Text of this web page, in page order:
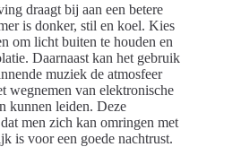
draagt bij aan een betere
is donker, stil en koel. Kies
om licht buiten te houden en
Daarnaast kan het gebruik
muziek de atmosfeer
wegnemen van elektronische
kunnen leiden. Deze
men zich kan omringen met
is voor een goede nachtrust.